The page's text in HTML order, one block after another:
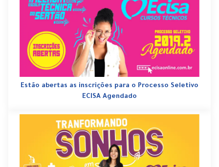
Estão abertas as inscrições para o Processo Seletivo
ECISA Agendado